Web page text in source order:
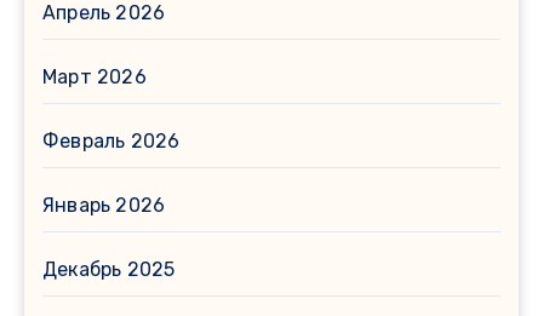
Апрель 2026
Март 2026
Февраль 2026
Январь 2026
Декабрь 2025